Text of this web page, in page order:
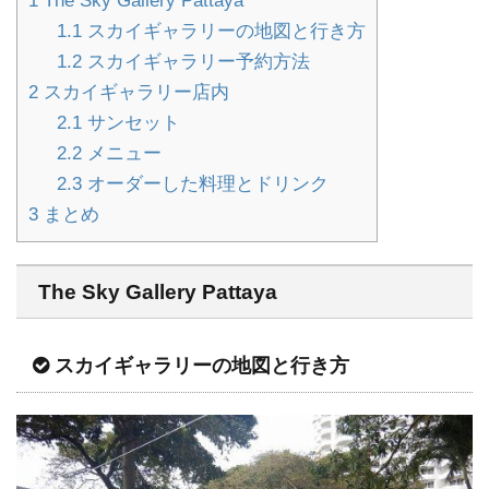
1.1スカイギャラリーの地図と行き方
1.2スカイギャラリー予約方法
2 スカイギャラリー店内
2.1サンセット
2.2メニュー
2.3オーダーした料理とドリンク
3 まとめ
The Sky Gallery Pattaya
スカイギャラリーの地図と行き方